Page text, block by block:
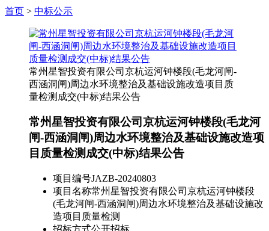
首页 > 中标公示
常州星智投资有限公司京杭运河钟楼段(毛龙河闸-
西涵洞闸)周边水环境整治及基础设施改造项目质
量检测成交(中标)结果公告
常州星智投资有限公司京杭运河钟楼段(毛龙河
闸-西涵洞闸)周边水环境整治及基础设施改造项
目质量检测成交(中标)结果公告
项目编号JAZB-20240803
项目名称常州星智投资有限公司京杭运河钟楼段
(毛龙河闸-西涵洞闸)周边水环境整治及基础设施改
造项目质量检测